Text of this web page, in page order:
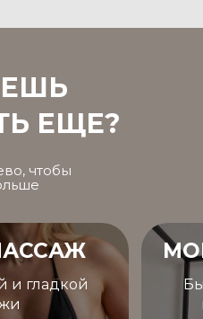
ЕЩЕ?
чтобы
и гладкой